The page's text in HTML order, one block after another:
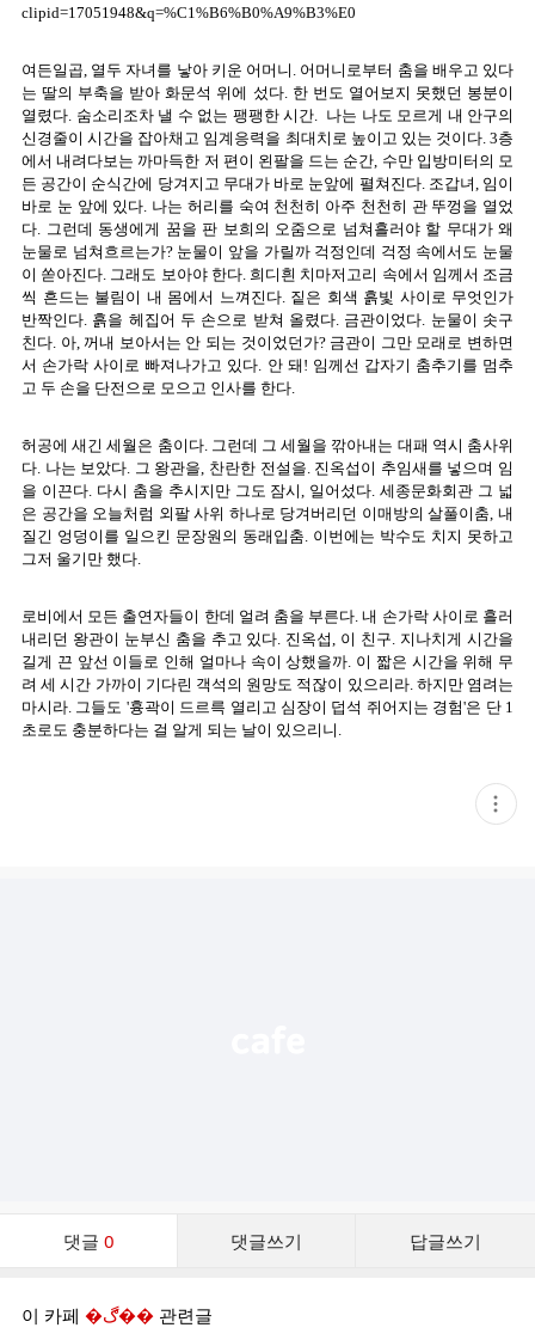
clipid=17051948&q=%C1%B6%B0%A9%B3%E0
여든일곱, 열두 자녀를 낳아 키운 어머니. 어머니로부터 춤을 배우고 있다
는 딸의 부축을 받아 화문석 위에 섰다. 한 번도 열어보지 못했던 봉분이
열렸다. 숨소리조차 낼 수 없는 팽팽한 시간. 나는 나도 모르게 내 안구의
신경줄이 시간을 잡아채고 임계응력을 최대치로 높이고 있는 것이다. 3층
에서 내려다보는 까마득한 저 편이 왼팔을 드는 순간, 수만 입방미터의 모
든 공간이 순식간에 당겨지고 무대가 바로 눈앞에 펼쳐진다. 조갑녀, 임이
바로 눈 앞에 있다. 나는 허리를 숙여 천천히 아주 천천히 관 뚜껑을 열었
다. 그런데 동생에게 꿈을 판 보희의 오줌으로 넘쳐흘러야 할 무대가 왜
눈물로 넘쳐흐르는가? 눈물이 앞을 가릴까 걱정인데 걱정 속에서도 눈물
이 쏟아진다. 그래도 보아야 한다. 희디흰 치마저고리 속에서 임께서 조금
씩 흔드는 불림이 내 몸에서 느껴진다. 짙은 회색 흙빛 사이로 무엇인가
반짝인다. 흙을 헤집어 두 손으로 받쳐 올렸다. 금관이었다. 눈물이 솟구
친다. 아, 꺼내 보아서는 안 되는 것이었던가? 금관이 그만 모래로 변하면
서 손가락 사이로 빠져나가고 있다. 안 돼! 임께선 갑자기 춤추기를 멈추
고 두 손을 단전으로 모으고 인사를 한다.
허공에 새긴 세월은 춤이다. 그런데 그 세월을 깎아내는 대패 역시 춤사위
다. 나는 보았다. 그 왕관을, 찬란한 전설을. 진옥섭이 추임새를 넣으며 임
을 이끈다. 다시 춤을 추시지만 그도 잠시, 일어섰다. 세종문화회관 그 넓
은 공간을 오늘처럼 외팔 사위 하나로 당겨버리던 이매방의 살풀이춤, 내
질긴 엉덩이를 일으킨 문장원의 동래입춤. 이번에는 박수도 치지 못하고
그저 울기만 했다.
로비에서 모든 출연자들이 한데 얼려 춤을 부른다. 내 손가락 사이로 흘러
내리던 왕관이 눈부신 춤을 추고 있다. 진옥섭, 이 친구. 지나치게 시간을
길게 끈 앞선 이들로 인해 얼마나 속이 상했을까. 이 짧은 시간을 위해 무
려 세 시간 가까이 기다린 객석의 원망도 적잖이 있으리라. 하지만 염려는
마시라. 그들도 '흉곽이 드르륵 열리고 심장이 덥석 쥐어지는 경험'은 단 1
초로도 충분하다는 걸 알게 되는 날이 있으리니.
현
재
댓글 0 댓글쓰기 답글쓰기
이 카페 �ڰ�� 관련글